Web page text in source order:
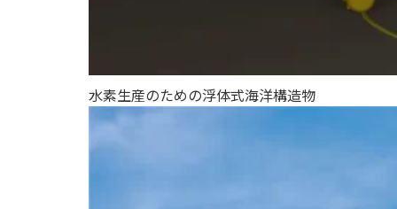
水素生産のための浮体式海洋構造物